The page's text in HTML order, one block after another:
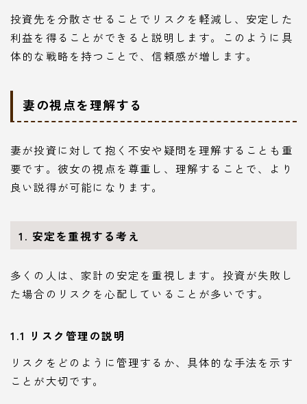
投資先を分散させることでリスクを軽減し、安定した
利益を得ることができると説明します。このように具
体的な戦略を持つことで、信頼感が増します。
妻の視点を理解する
妻が投資に対して抱く不安や疑問を理解することも重
要です。彼女の視点を尊重し、理解することで、より
良い説得が可能になります。
1. 安定を重視する考え
多くの人は、家計の安定を重視します。投資が失敗し
た場合のリスクを心配していることが多いです。
1.1 リスク管理の説明
リスクをどのように管理するか、具体的な手法を示す
ことが大切です。